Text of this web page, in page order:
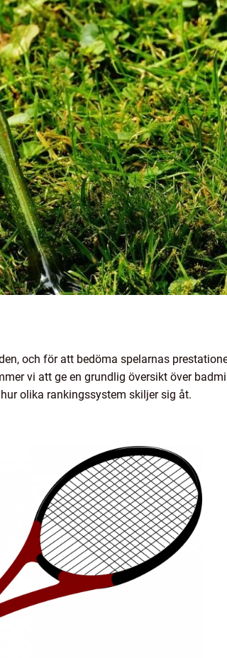
och för att bedöma spelarnas
vi att ge en grundlig översikt över
olika rankingssystem skiljer sig åt.